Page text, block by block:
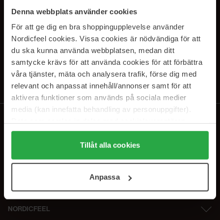
Denna webbplats använder cookies
För att ge dig en bra shoppingupplevelse använder
Nordicfeel cookies. Vissa cookies är nödvändiga för att
du ska kunna använda webbplatsen, medan ditt
samtycke krävs för att använda cookies för att förbättra
våra tjänster, mäta och analysera trafik, förse dig med
relevant och anpassat innehåll/annonser samt för att
aktivera funktioner som används på sociala medier
media (kan innefatta behandling av personuppgifter).
Genom att trycka på "Tillåt alla cookies" accepterar du
alla cookies, medan du under "Detaljer" kan anpassa
användningen av cookies. Du kan när som helst återkalla
samt vår Integritetspolicy.
Tillåt alla cookies
Anpassa
PRENUMERERA PÅ VÅRA
NYHETSBREV
Genom att prenumerera accepterar du vårIntegritetspolicy.
Avprenumerera när som helst.
NORDICFEEL